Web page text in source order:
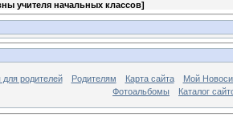
учителя начальных классов]
родителей Родителям Карта сайта
Мой
Фотоальбомы
Каталог